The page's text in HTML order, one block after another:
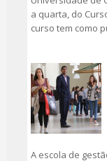
a quarta, do
curso tem como
A escola de